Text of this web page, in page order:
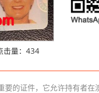
击量：434
的证件，它允许持有者